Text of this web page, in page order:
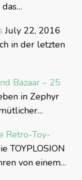
July 22, 2016
in der letzten
Bazaar – 25
in Zephyr
Retro-Toy-
TOYPLOSION
von einem…